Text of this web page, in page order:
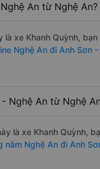
An từ Nghệ An?
xe Khanh Quỳnh, bạn
Nghệ An đi Anh Sơn
Nghệ An từ Nghệ
là xe Khanh Quỳnh,
nằm Nghệ An đi Anh